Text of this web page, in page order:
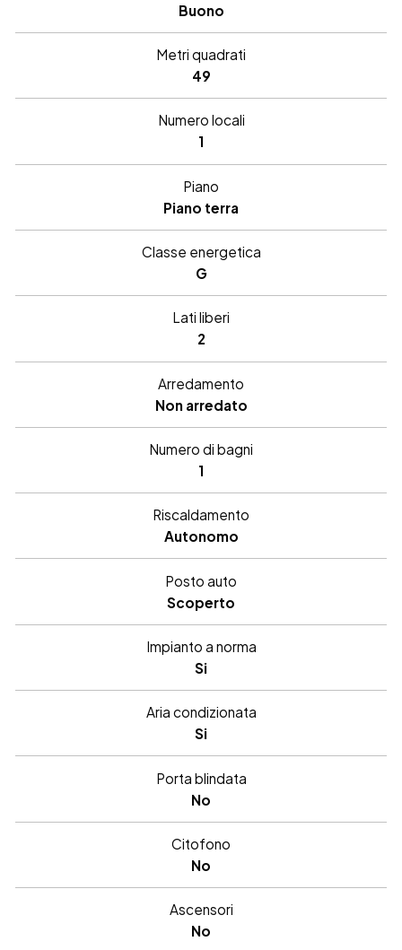
Buono
Metri quadrati
49
Numero locali
1
Piano
Piano terra
Classe energetica
G
Lati liberi
2
Arredamento
Non arredato
Numero di bagni
1
Riscaldamento
Autonomo
Posto auto
Scoperto
Impianto a norma
Si
Aria condizionata
Si
Porta blindata
No
Citofono
No
Ascensori
No